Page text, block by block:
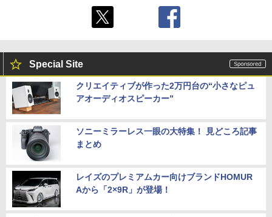
Special Site
クリエイティブが作った2万円台の“小さなピュ
アオーディオスピーカー”
ソニーミラーレス一眼の大特集！ 見どころ記事
まとめ
レイズのプレミアムカー向けブランドHOMUR
Aから「2×9R」が登場！